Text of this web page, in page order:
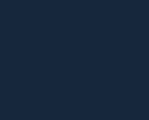
开）
中打开）